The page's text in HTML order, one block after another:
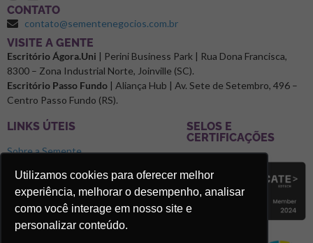
Utilizamos cookies para oferecer melhor
experiência, melhorar o desempenho, analisar
como você interage em nosso site e
personalizar conteúdo.
CONTATO
contato@sementenegocios.com.br
⁠VISITE A GENTE
Escritório Ágora.Uni | Perini Business Park | Rua Dona Francisca,
8300 – Zona Industrial Norte, Joinville (SC).
Escritório Passo Fundo | Aliança Hub | Av. Sete de Setembro, 496 –
Centro Passo Fundo (RS).
LINKS ÚTEIS
Sobre a Semente
Blog
Podcast Microclimas
Faça parte da Rede Semente
SELOS E
CERTIFICAÇÕES